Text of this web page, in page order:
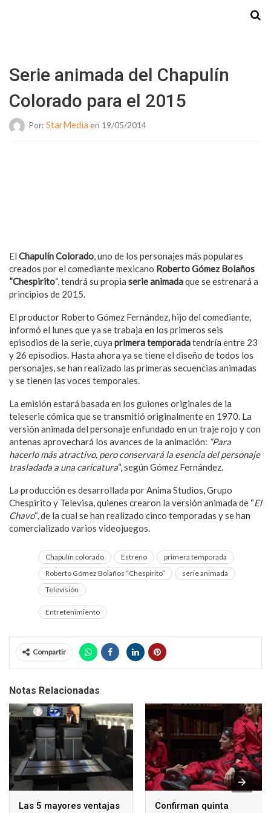
Serie animada del Chapulín
Colorado para el 2015
Por: StarMedia en 19/05/2014
El Chapulín Colorado, uno de los personajes más populares
creados por el comediante mexicano Roberto Gómez Bolaños
“Chespirito“, tendrá su propia serie animadaque se estrenará a
principios de 2015.
El productor Roberto Gómez Fernández, hijo del comediante,
informó el lunes que ya se trabaja en los primeros seis
episodios de la serie, cuya primera temporadatendría entre 23
y 26 episodios. Hasta ahora ya se tiene el diseño de todos los
personajes, se han realizado las primeras secuencias animadas
y se tienen las voces temporales.
La emisión estará basada en los guiones originales de la
teleserie cómica que se transmitió originalmente en 1970. La
versión animada del personaje enfundado en un traje rojo y con
antenas aprovechará los avances de la animación: “Para
hacerlo más atractivo, pero conservará la esencia del personaje
trasladada a una caricatura“, según Gómez Fernández.
La producción es desarrollada por Anima Studios, Grupo
Chespirito y Televisa, quienes crearon la versión animada de “El
Chavo“, de la cual se han realizado cinco temporadas y se han
comercializado varios videojuegos.
Chapulín colorado Estreno
primera temporada
Roberto Gómez Bolaños “Chespirito”
serie animada
Televisión
Entretenimiento
Compartir
Notas Relacionadas
Las 5 mayores ventajas
Confirman quinta